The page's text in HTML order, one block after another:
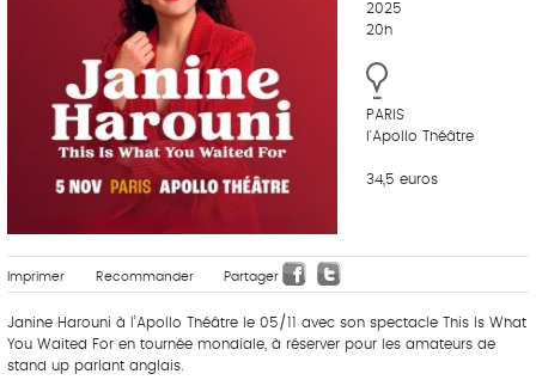
2025
20h
PARIS
l'Apollo Théâtre
34,5 euros
Imprimer Recommander Partager
Janine Harouni à l’Apollo Théâtre le 05/11 avec son spectacle This Is What
You Waited For en tournée mondiale, à réserver pour les amateurs de
stand up parlant anglais.